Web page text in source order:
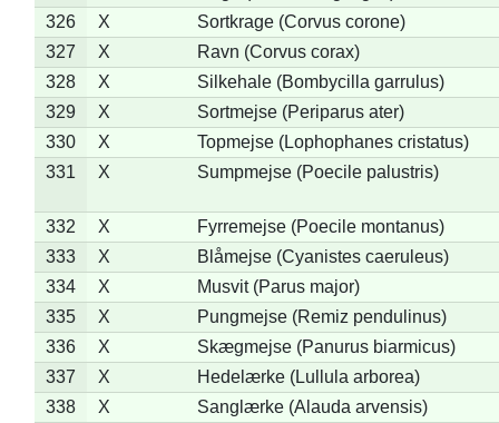
326
X
Sortkrage (Corvus corone)
327
X
Ravn (Corvus corax)
328
X
Silkehale (Bombycilla garrulus)
329
X
Sortmejse (Periparus ater)
330
X
Topmejse (Lophophanes cristatus)
331
X Sumpmejse (Poecile palustris)
332 X
Fyrremejse (Poecile montanus)
333
X
Blåmejse (Cyanistes caeruleus)
334
X
Musvit (Parus major)
335
X
Pungmejse (Remiz pendulinus)
336
X
Skægmejse (Panurus biarmicus)
337
X
Hedelærke (Lullula arborea)
338
X
Sanglærke (Alauda arvensis)